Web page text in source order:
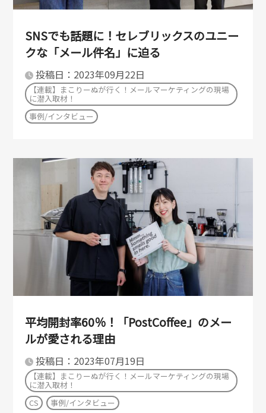
SNSでも話題に！セレブリックスのユニー
クな「メール件名」に迫る
投稿日：2023年09月22日
【連載】まこりーぬが行く！メールマーケティングの現場
に潜入取材！
事例/インタビュー
平均開封率60％！「PostCoffee」のメー
ルが愛される理由
投稿日：2023年07月19日
【連載】まこりーぬが行く！メールマーケティングの現場
に潜入取材！
CS
事例/インタビュー